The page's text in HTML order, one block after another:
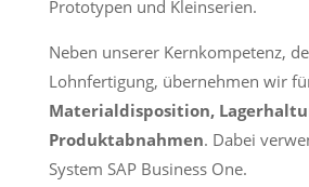
Prototypen und Kleinserien.
Neben unserer Kernkompetenz,
Lohnfertigung, übernehmen wir
Materialdisposition,
Produktabnahmen. Dabei
System SAP Business One.